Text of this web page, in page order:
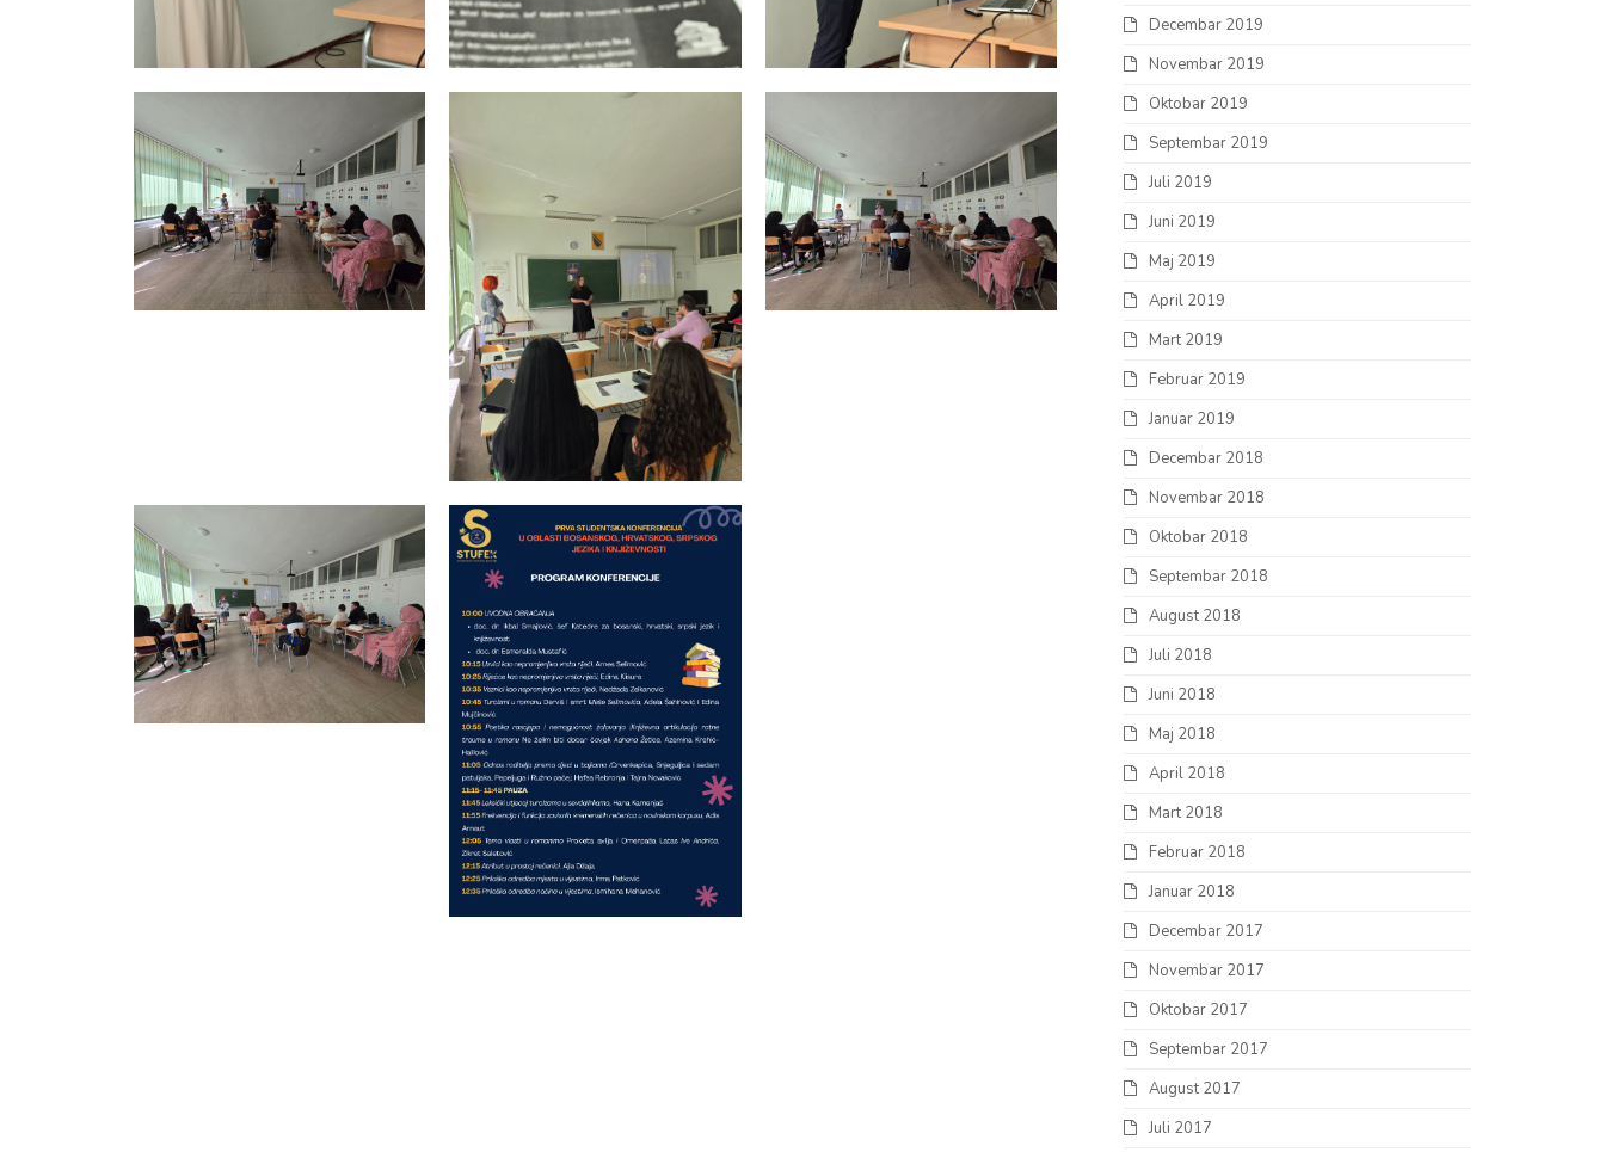
Decembar 2019
Novembar 2019
Oktobar 2019
Septembar 2019
Juli 2019
Juni 2019
Maj 2019
April 2019
Mart 2019
Februar 2019
Januar 2019
Decembar 2018
Novembar 2018
Oktobar 2018
Septembar 2018
August 2018
Juli 2018
Juni 2018
Maj 2018
April 2018
Mart 2018
Februar 2018
Januar 2018
Decembar 2017
Novembar 2017
Oktobar 2017
Septembar 2017
August 2017
Juli 2017